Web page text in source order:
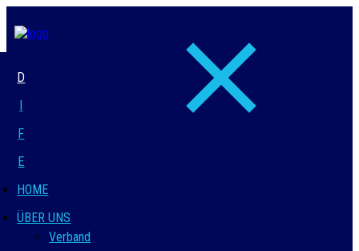
HOME
ÜBER UNS
Verband
D
I
F
E